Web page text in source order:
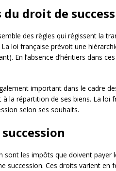
du droit de
des règles qui régissent la
loi française prévoit une
En l’absence d’héritiers dans
important dans le cadre
la répartition de ses biens. La loi
selon ses souhaits.
sont les impôts que doivent payer
succession. Ces droits varient en